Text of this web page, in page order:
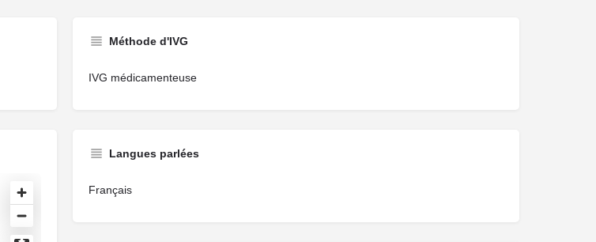
Méthode d'IVG
IVG médicamenteuse
Langues parlées
Français